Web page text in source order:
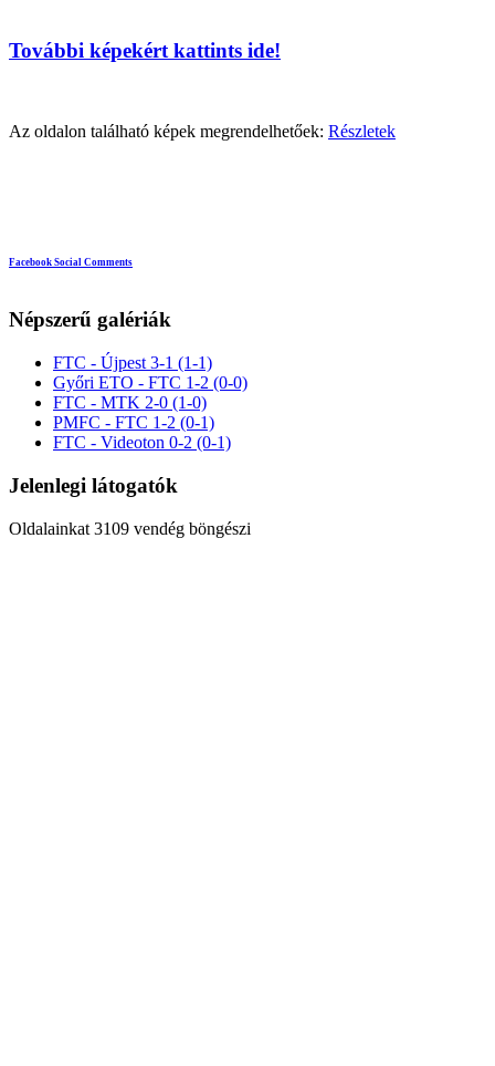
További képekért kattints ide!
Az oldalon található képek megrendelhetőek: Részletek
Facebook Social Comments
Népszerű galériák
FTC - Újpest 3-1 (1-1)
Győri ETO - FTC 1-2 (0-0)
FTC - MTK 2-0 (1-0)
PMFC - FTC 1-2 (0-1)
FTC - Videoton 0-2 (0-1)
Jelenlegi látogatók
Oldalainkat 3109 vendég böngészi